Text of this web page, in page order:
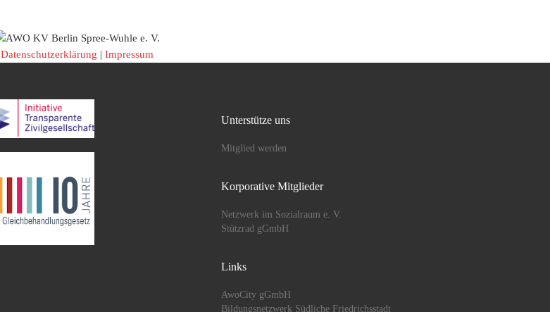
Datenschutzerklärung | Impressum
Unterstütze uns
Mitglied werden
Korporative Mitglieder
Netzwerk im Sozialraum e. V.
Stützrad gGmbH
Links
AwoCity gGmbH
Bildungsnetzwerk Südliche Friedrichsstadt